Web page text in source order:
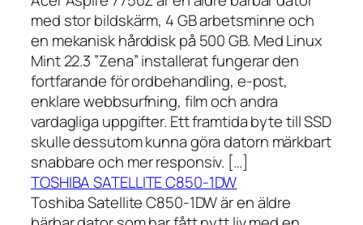
med stor bildskärm, 4 GB arbetsminne och
en mekanisk hårddisk på 500 GB. Med Linux
Mint 22.3 ”Zena” installerat fungerar den
fortfarande för ordbehandling, e-post,
enklare webbsurfning, film och andra
vardagliga uppgifter. Ett framtida byte till SSD
skulle dessutom kunna göra datorn märkbart
snabbare och mer responsiv. […]
TOSHIBA SATELLITE C850-1DW
Toshiba Satellite C850-1DW är en äldre